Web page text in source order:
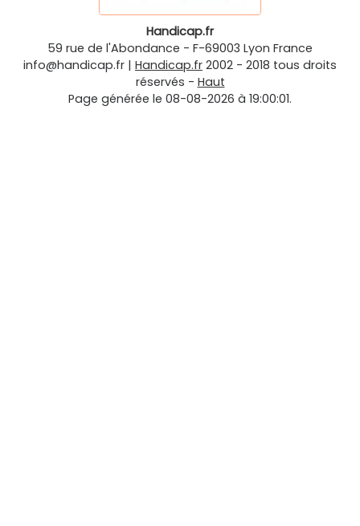
Handicap.fr
59 rue de l'Abondance - F-69003 Lyon France
info@handicap.fr | Handicap.fr 2002 - 2018 tous droits
réservés - Haut
Page générée le 08-08-2026 à 19:00:01.